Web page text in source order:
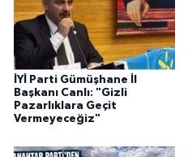
İYİ Parti Gümüşhane İl
Başkanı Canlı: "Gizli
Pazarlıklara Geçit
Vermeyeceğiz"